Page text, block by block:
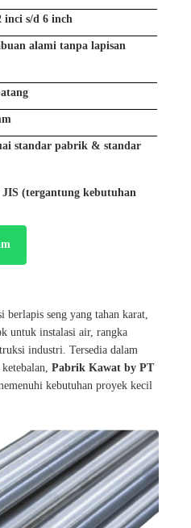
s/d 6 inch
alami tanpa lapisan
standar pabrik & standar
(tergantung kebutuhan
berlapis seng yang tahan karat,
untuk instalasi air, rangka
industri. Tersedia dalam
Pabrik Kawat by PT
kebutuhan proyek kecil